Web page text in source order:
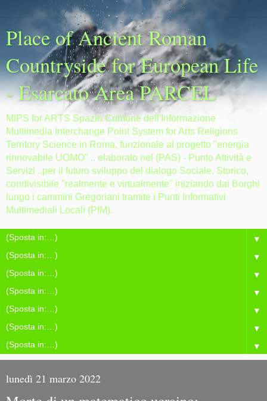
Place of Ancient Roman
Countryside for European Life
- Esarcato Area PARCEL
MIPS for ARTS Spazio Comune dell'Informazione
Multimedia Interchange Point System for Arts Religions
Territory Science in Roma, funzionale al progetto "energia
rinnovabile UOMO" .. elaborato nel (PAS) - Punto Attività e
Servizi ..per il futuro sviluppo del dialogo Sociale, Storico,
condivisibile "realmente e virtualmente" iniziando dai Borghi
lungo i cammini Gregoriani tramite i Punti Informativi
Multimediali Locali (PIM).
▼
▼
▼
▼
▼
▼
▼
lunedì 21 marzo 2022